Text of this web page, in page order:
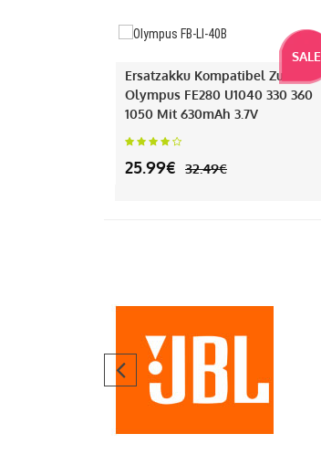
SALE
Ersatzakku Kompatibel Zu
Olympus FE280 U1040 330 360
1050 Mit 630mAh 3.7V
25.99€ 32.49€